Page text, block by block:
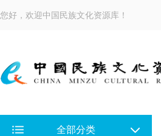
您好，欢迎中国民族文化资源库！
全部分类